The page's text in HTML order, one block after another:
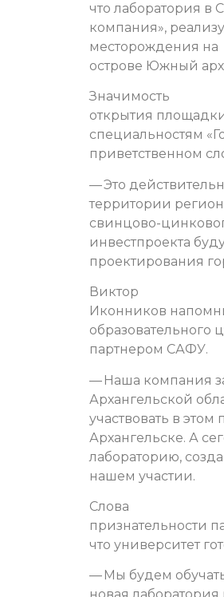
что лаборатория
компания»,
месторождения на
острове Южный
Значимость
открытия
специальностям
приветственном
— Это
территории
свинцово-
инвестпроекта
проектирования
Виктор
Иконников
образовательного
партнером САФУ.
— Наша компания
Архангельской
участвовать в
Архангельске. А
лабораторию,
нашем участии.
Слова
признательности
что университет
— Мы будем